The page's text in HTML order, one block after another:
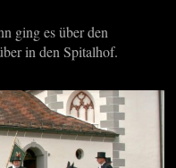
ging es über den
in den Spitalhof.